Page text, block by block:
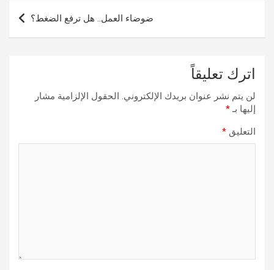
ضوضاء العمل.. هل ترفع الضغط؟
اترك تعليقاً
لن يتم نشر عنوان بريدك الإلكتروني. الحقول الإلزامية مشار
إليها بـ*
التعليق *